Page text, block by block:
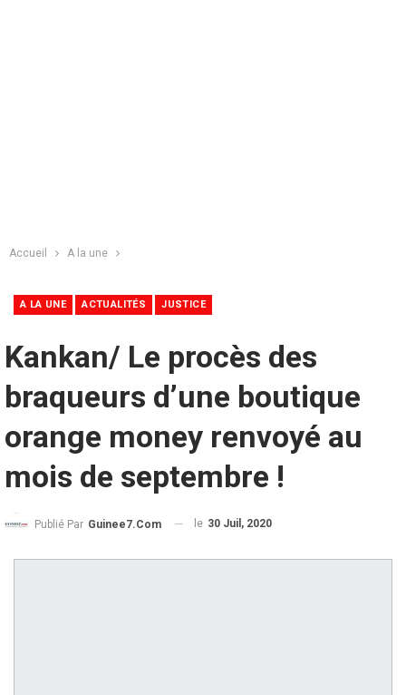
Accueil A la une
A LA UNE ACTUALITÉS JUSTICE
Kankan/ Le procès des
braqueurs d’une boutique
orange money renvoyé au
mois de septembre !
Publié Par Guinee7.com le 30 Juil, 2020